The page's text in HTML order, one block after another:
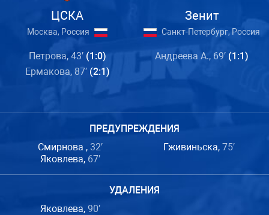
ЦСКА
Москва, Россия
Зенит
Санкт-Петербург, Россия
Петрова, 43′ (1:0)
Ермакова, 87′ (2:1)
Андреева А., 69′ (1:1)
ПРЕДУПРЕЖДЕНИЯ
Смирнова , 32′
Яковлева, 67′
Гживиньска, 75′
УДАЛЕНИЯ
Яковлева, 90′